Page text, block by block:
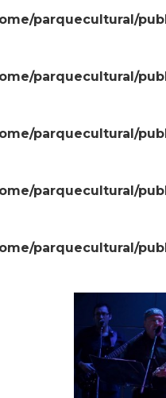
parquecultural/
parquecultural/
parquecultural/
parquecultural/
parquecultural/